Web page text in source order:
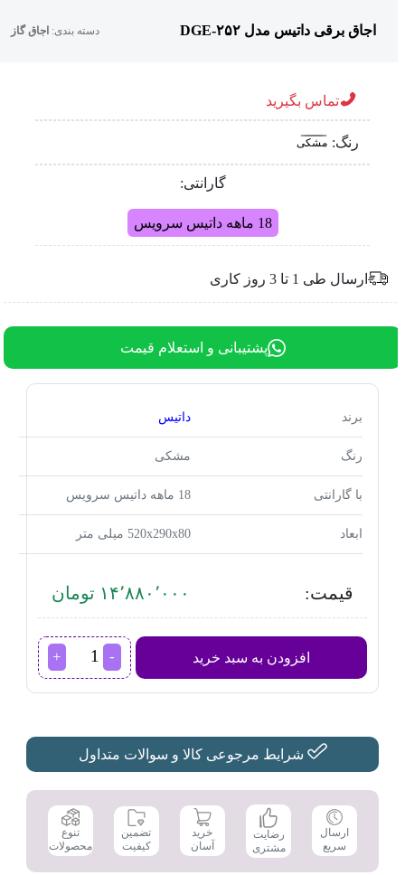
اجاق برقی داتیس مدل DGE-۲۵۲ دسته بندی:اجاق گاز
تماس بگیرید
رنگ: مشکی
گارانتی:
18 ماهه داتیس سرویس
ارسال طی 1 تا 3 روز کاری
پشتیبانی و استعلام قیمت
برند داتیس
رنگ مشکی
با گارانتی 18 ماهه داتیس سرویس
ابعاد 520x290x80 میلی متر
قیمت: ۱۴٬۸۸۰٬۰۰۰ تومان
افزودن به سبد خرید
اجاق
برقی
عدد
شرایط مرجوعی کالا و سوالات متداول
ارسال
سریع
رضایت
مشتری
خرید
آسان
تضمین
کیفیت
تنوع
محصولات